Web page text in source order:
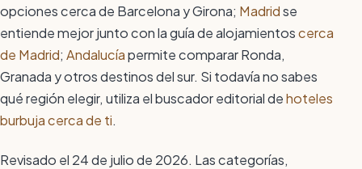
opciones cerca de Barcelona y Girona; Madridse
entiende mejor junto con la guía de alojamientoscerca
de Madrid; Andalucíapermite comparar Ronda,
Granada y otros destinos del sur. Si todavía no sabes
qué región elegir, utiliza el buscador editorial dehoteles
burbuja cerca de ti.
Revisado el 24 de julio de 2026. Las categorías,